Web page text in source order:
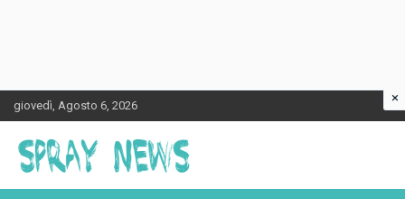
Skip
to
content
giovedì, Agosto 6, 2026
Spraynews.it
×